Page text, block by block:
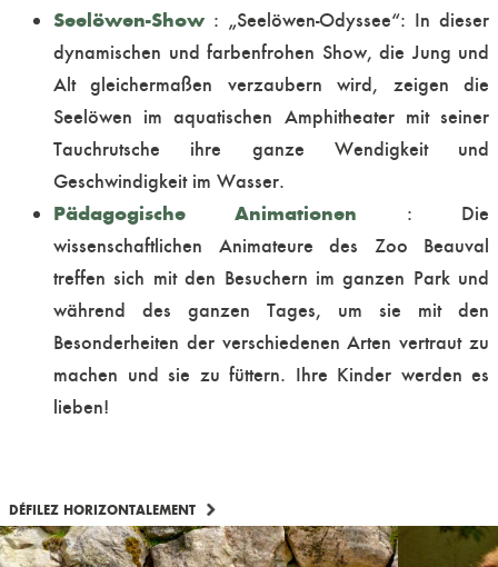
Seelöwen-Show: „Seelöwen-Odyssee“: In dieser
dynamischen und farbenfrohen Show, die Jung und
Alt gleichermaßen verzaubern wird, zeigen die
Seelöwen im aquatischen Amphitheater mit seiner
Tauchrutsche ihre ganze Wendigkeit und
Geschwindigkeit im Wasser.
Pädagogische Animationen : Die
wissenschaftlichen Animateure des Zoo Beauval
treffen sich mit den Besuchern im ganzen Park und
während des ganzen Tages, um sie mit den
Besonderheiten der verschiedenen Arten vertraut zu
machen und sie zu füttern. Ihre Kinder werden es
lieben!
DÉFILEZ HORIZONTALEMENT